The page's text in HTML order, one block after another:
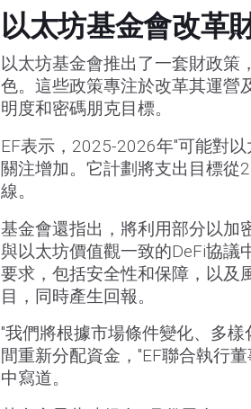
以太坊基金會改革
以太坊基金會推出了一套財政策
色。這些政策專注於改革其運營
明度和密碼朋克目標。
EF表示，2025-2026年"可能對
關注增加。它計劃將支出目標從
線。
基金會還指出，將利用部分以加
與以太坊價值觀一致的DeFi協議
要求，包括安全性和保障，以及
目，同時產生回報。
"我們將根據市場條件變化、多
間重新分配資金，"EF聯合執行
中寫道。